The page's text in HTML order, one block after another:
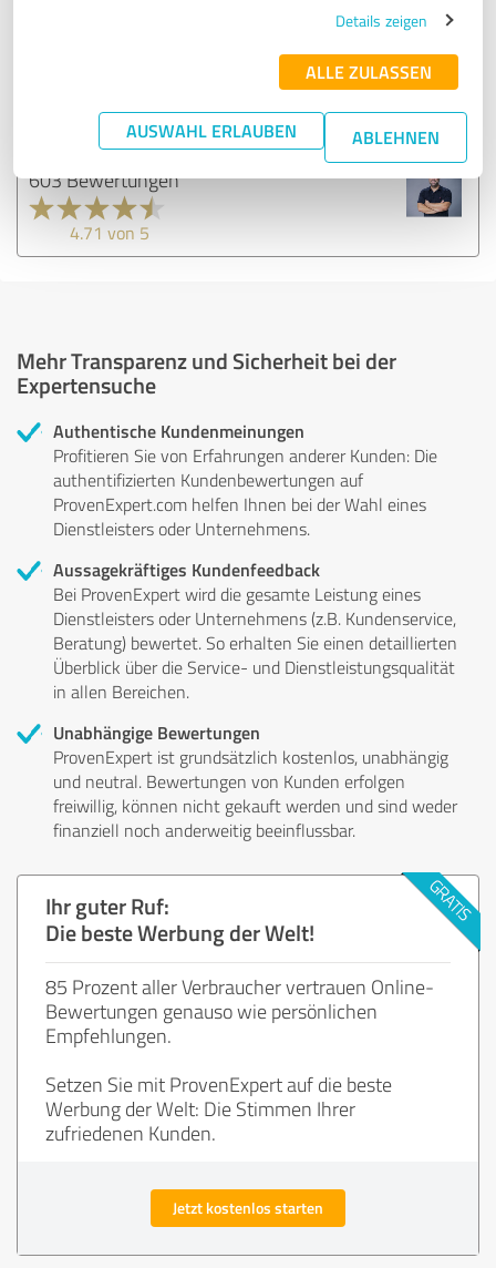
Details zeigen
ALLE ZULASSEN
AUSWAHL ERLAUBEN ABLEHNEN
Erfahrungen zu weiteren
Anbietern aus dem Bereich
603 Bewertungen
4.71 von 5
Mehr Transparenz und Sicherheit bei der
Expertensuche
Authentische Kundenmeinungen
Profitieren Sie von Erfahrungen anderer Kunden: Die
authentifizierten Kundenbewertungen auf
ProvenExpert.com helfen Ihnen bei der Wahl eines
Dienstleisters oder Unternehmens.
Aussagekräftiges Kundenfeedback
Bei ProvenExpert wird die gesamte Leistung eines
Dienstleisters oder Unternehmens (z.B. Kundenservice,
Beratung) bewertet. So erhalten Sie einen detaillierten
Überblick über die Service- und Dienstleistungsqualität
in allen Bereichen.
Unabhängige Bewertungen
ProvenExpert ist grundsätzlich kostenlos, unabhängig
und neutral. Bewertungen von Kunden erfolgen
freiwillig, können nicht gekauft werden und sind weder
finanziell noch anderweitig beeinflussbar.
Ihr guter Ruf:
Die beste Werbung der Welt!
85 Prozent aller Verbraucher vertrauen Online-
Bewertungen genauso wie persönlichen
Empfehlungen.
Setzen Sie mit ProvenExpert auf die beste
Werbung der Welt: Die Stimmen Ihrer
zufriedenen Kunden.
Jetzt kostenlos starten